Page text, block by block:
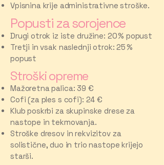
Vpisnina krije administrativne stroške.
Popusti za sorojence
Drugi otrok iz iste družine: 20 % popust
Tretji in vsak naslednji otrok: 25 %
popust
Stroški opreme
Mažoretna palica: 39 €
Cofi (za ples s cofi): 24 €
Klub poskrbi za skupinske drese za
nastope in tekmovanja.
Stroške dresov in rekvizitov za
solistične, duo in trio nastope krijejo
starši.